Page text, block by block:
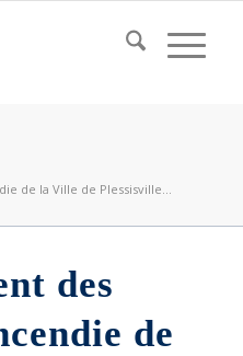
de la Ville de Plessisville...
des
de